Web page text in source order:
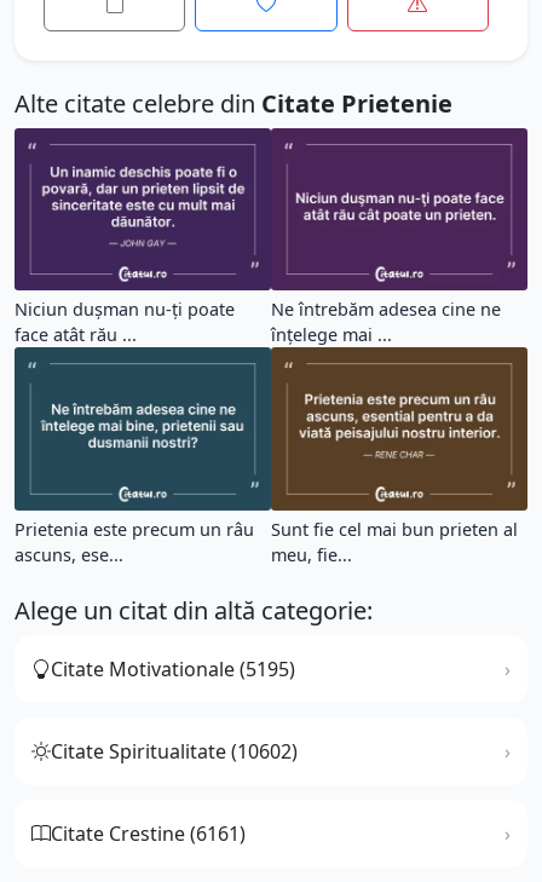
Alte citate celebre din Citate Prietenie
Niciun duşman nu-ţi poate
face atât rău ...
Ne întrebăm adesea cine ne
înțelege mai ...
Prietenia este precum un râu
ascuns, ese...
Sunt fie cel mai bun prieten al
meu, fie...
Alege un citat din altă categorie:
Citate Motivationale (5195)
Citate Spiritualitate (10602)
Citate Crestine (6161)